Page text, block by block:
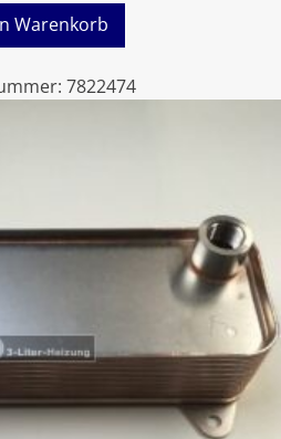
Warenkorb
7822474